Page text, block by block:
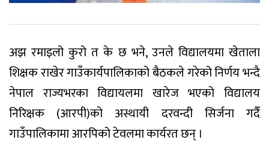
अझ रमाइलो कुरो त के छ भने, उनले विद्यालयमा खेताला
शिक्षक राखेर गाउँकार्यपालिकाको बैठकले गरेको निर्णय भन्दै
नेपाल राज्यभरका विद्यायलमा खारेज भएको विद्यालय
निरिक्षक (आरपी)को अस्थायी दरवन्दी सिर्जना गर्दै
गाउँपालिकामा आरपिको टेवलमा कार्यरत छन् ।